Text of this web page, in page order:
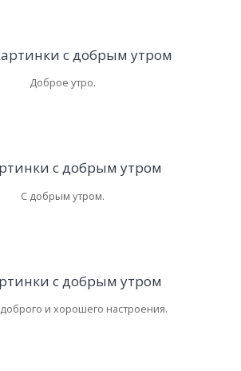
Доброе утро.
С добрым утром.
и хорошего настроения.